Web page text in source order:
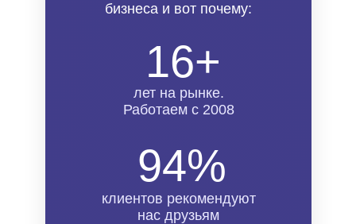
лет на рынке.
Работаем с 2008
бизнеса и вот почему:
16+
клиентов рекомендуют
нас друзьям
94%